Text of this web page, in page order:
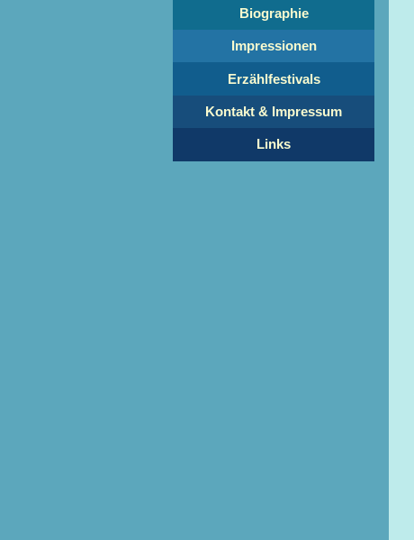
Biographie
Impressionen
Erzählfestivals
Kontakt & Impressum
Links